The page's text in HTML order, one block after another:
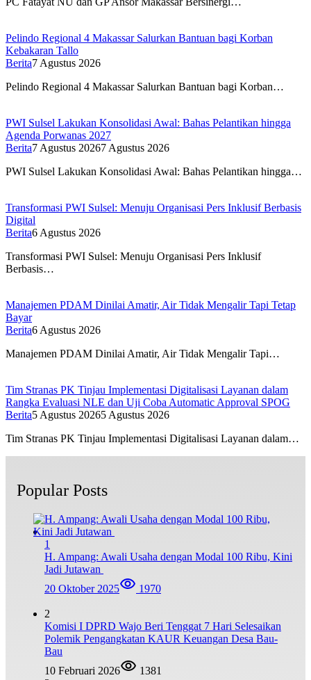
Pelindo Regional 4 Makassar Salurkan Bantuan bagi Korban
Kebakaran Tallo
Berita7 Agustus 2026
Pelindo Regional 4 Makassar Salurkan Bantuan bagi Korban…
PWI Sulsel Lakukan Konsolidasi Awal: Bahas Pelantikan hingga
Agenda Porwanas 2027
Berita7 Agustus 20267 Agustus 2026
PWI Sulsel Lakukan Konsolidasi Awal: Bahas Pelantikan hingga…
Transformasi PWI Sulsel: Menuju Organisasi Pers Inklusif Berbasis
Digital
Berita6 Agustus 2026
Transformasi PWI Sulsel: Menuju Organisasi Pers Inklusif
Berbasis…
Manajemen PDAM Dinilai Amatir, Air Tidak Mengalir Tapi Tetap
Bayar
Berita6 Agustus 2026
Manajemen PDAM Dinilai Amatir, Air Tidak Mengalir Tapi…
Tim Stranas PK Tinjau Implementasi Digitalisasi Layanan dalam
Rangka Evaluasi NLE dan Uji Coba Automatic Approval SPOG
Berita5 Agustus 20265 Agustus 2026
Tim Stranas PK Tinjau Implementasi Digitalisasi Layanan dalam…
Popular Posts
1
H. Ampang: Awali Usaha dengan Modal 100 Ribu, Kini
Jadi Jutawan
20 Oktober 2025
1970
2
Komisi I DPRD Wajo Beri Tenggat 7 Hari Selesaikan
Polemik Pengangkatan KAUR Keuangan Desa Bau-
Bau
10 Februari 2026
1381